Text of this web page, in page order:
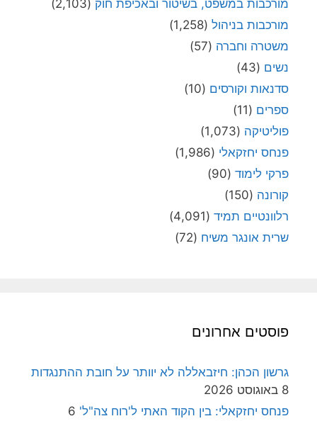
מורכבות במשפט, בשיטור ובאכיפת חוק (2,103)
מורכבות בניהול (1,258)
משטרה וחברה (57)
נשים (43)
סדנאות וקורסים (10)
ספרים (11)
פוליטיקה (1,073)
פנחס יחזקאלי (1,986)
פרקי לימוד (90)
קורונה (150)
רלוונטיים תמיד (4,091)
שרית אונגר משיח (72)
פוסטים אחרונים
גרשון הכהן: חיזבאללה לא יוותר על חובת ההתנגדות
8 באוגוסט 2026
פנחס יחזקאלי: בין הקוד האתי ל'רוח צה"ל' 6